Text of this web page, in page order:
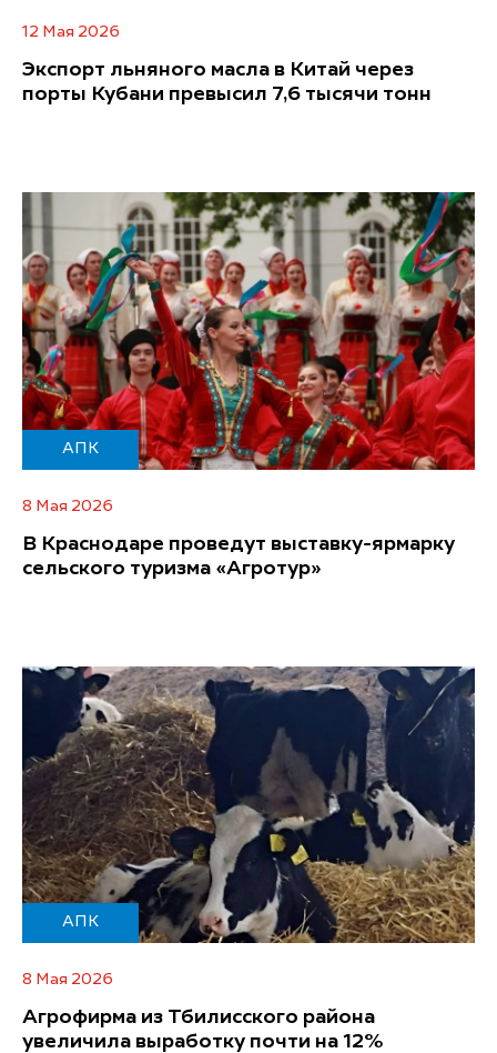
12 Мая 2026
Экспорт льняного масла в Китай через
порты Кубани превысил 7,6 тысячи тонн
АПК
8 Мая 2026
В Краснодаре проведут выставку-ярмарку
сельского туризма «Агротур»
АПК
8 Мая 2026
Агрофирма из Тбилисского района
увеличила выработку почти на 12%